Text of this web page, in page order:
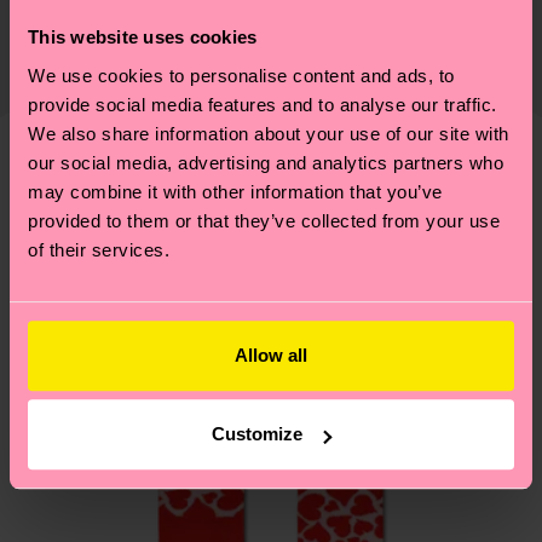
This website uses cookies
We use cookies to personalise content and ads, to
provide social media features and to analyse our traffic.
We also share information about your use of our site with
our social media, advertising and analytics partners who
may combine it with other information that you’ve
provided to them or that they’ve collected from your use
of their services.
Allow all
Customize
79% Mezcla de algodón orgánico, 14% Poliamida
reciclada, 6% Poliamida, 1% Elastano
ligero para el planeta, mimar tus calcetines y un
montón de cosas más. ¿Quieres descubrirlo todo y
llevarte algunos trucos? Pásate por nuestra página
de sostenibilidad.
El plazo de entrega estimado a España desde la
fecha de envío es de 5-8 días laborables. Ten en
cuenta que se trata de una estimación y que el
tiempo exacto puede variar según el servicio
postal local.
¿Tienes dudas sobre las devoluciones? Visita
nuestra página de
Creemos que te va a encantar Diseños parecidos
Idea para regalo